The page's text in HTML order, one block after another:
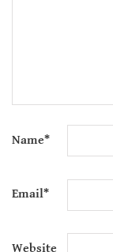
Name*
Email*
Website